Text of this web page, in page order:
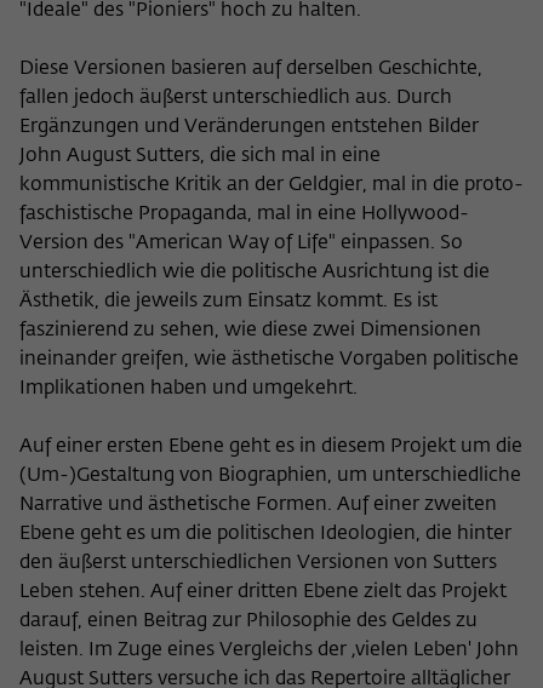
"Ideale" des "Pioniers" hoch zu halten.
Diese Versionen basieren auf derselben Geschichte,
fallen jedoch äußerst unterschiedlich aus. Durch
Ergänzungen und Veränderungen entstehen Bilder
John August Sutters, die sich mal in eine
kommunistische Kritik an der Geldgier, mal in die proto-
faschistische Propaganda, mal in eine Hollywood-
Version des "American Way of Life" einpassen. So
unterschiedlich wie die politische Ausrichtung ist die
Ästhetik, die jeweils zum Einsatz kommt. Es ist
faszinierend zu sehen, wie diese zwei Dimensionen
ineinander greifen, wie ästhetische Vorgaben politische
Implikationen haben und umgekehrt.
Auf einer ersten Ebene geht es in diesem Projekt um die
(Um-)Gestaltung von Biographien, um unterschiedliche
Narrative und ästhetische Formen. Auf einer zweiten
Ebene geht es um die politischen Ideologien, die hinter
den äußerst unterschiedlichen Versionen von Sutters
Leben stehen. Auf einer dritten Ebene zielt das Projekt
darauf, einen Beitrag zur Philosophie des Geldes zu
leisten. Im Zuge eines Vergleichs der ‚vielen Leben' John
August Sutters versuche ich das Repertoire alltäglicher